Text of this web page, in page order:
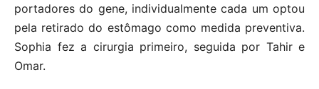
portadores do gene, individualmente cada um optou
pela retirado do estômago como medida preventiva.
Sophia fez a cirurgia primeiro, seguida por Tahir e
Omar.